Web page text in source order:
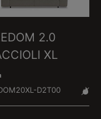
2.0
XL
D2T00